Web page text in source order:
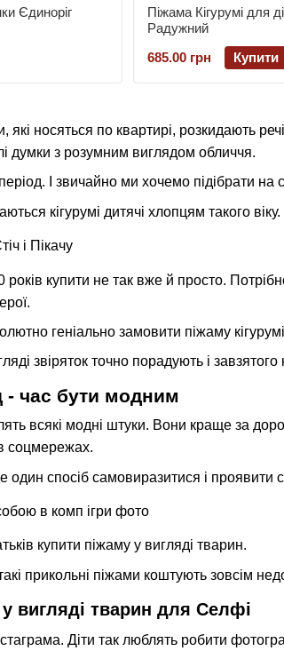
які носяться по квартирі, розкидають
думки з розумним виглядом обличчя.
І звичайно ми хочемо підібрати на
кігурумі дитячі хлопцям такого
купити не так вже й просто.
геніально замовити піжаму
звіряток точно порадують і
- час бути модним
всякі модні штуки. Вони краще за
соцмережах.
спосіб самовиразитися і проявити
купити піжаму у вигляді тварин.
прикольні піжами коштують зовсім
вигляді тварин для Селфі
Діти так люблять робити
Єдиноріг
Піжама Кігурумі для
Радужний
685.00 грн
Купити